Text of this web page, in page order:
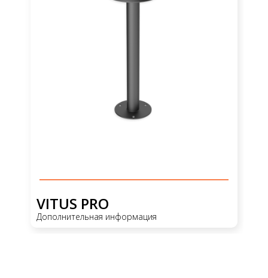
VITUS PRO
Дополнительная информация